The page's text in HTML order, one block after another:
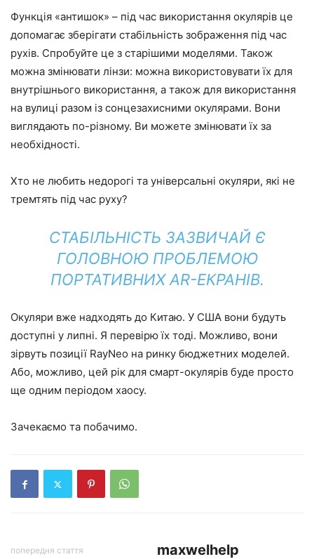
Функція «антишок» – під час використання окулярів це
допомагає зберігати стабільність зображення під час
рухів. Спробуйте це з старішими моделями. Також
можна змінювати лінзи: можна використовувати їх для
внутрішнього використання, а також для використання
на вулиці разом із сонцезахисними окулярами. Вони
виглядають по-різному. Ви можете змінювати їх за
необхідності.
Хто не любить недорогі та універсальні окуляри, які не
тремтять під час руху?
СТАБІЛЬНІСТЬ ЗАЗВИЧАЙ Є
ГОЛОВНОЮ ПРОБЛЕМОЮ
ПОРТАТИВНИХ AR-ЕКРАНІВ.
Окуляри вже надходять до Китаю. У США вони будуть
доступні у липні. Я перевірю їх тоді. Можливо, вони
зірвуть позиції RayNeo на ринку бюджетних моделей.
Або, можливо, цей рік для смарт-окулярів буде просто
ще одним періодом хаосу.
Зачекаємо та побачимо.
попередня стаття maxwelhelp